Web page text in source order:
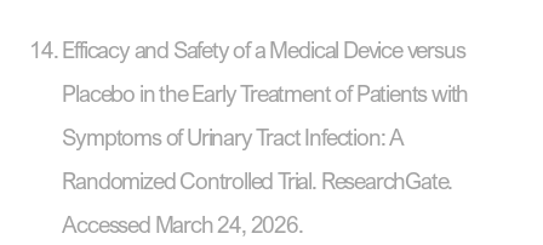
Efficacy and Safety of a Medical Device versus
Placebo in the Early Treatment of Patients with
Symptoms of Urinary Tract Infection: A
Randomized Controlled Trial. ResearchGate.
Accessed March 24, 2026.